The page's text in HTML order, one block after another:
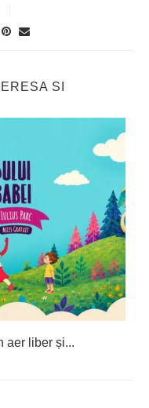
SI
aer liber și...